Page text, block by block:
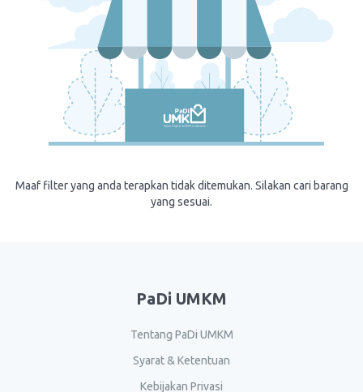
Maaf filter yang anda terapkan tidak ditemukan. Silakan cari barang
yang sesuai.
PaDi UMKM
Tentang PaDi UMKM
Syarat & Ketentuan
Kebijakan Privasi